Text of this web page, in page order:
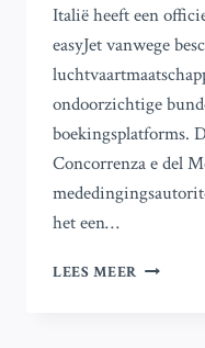
Italië heeft een
easyJet vanwege
ondoorzichtige
boekingsplatforms.
Concorrenza e del
het een…
LEES MEER EASYJET